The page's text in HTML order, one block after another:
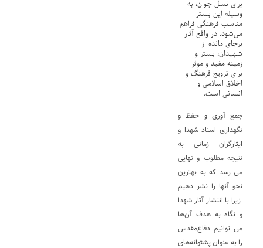
برای نسل جوان، به
وسیله این بستر
مناسب فرهنگی فراهم
می‌شود. در واقع آثار
برجای مانده از
شهیدان، بستر و
زمینه مفید و موثر
برای ترویج فرهنگ و
اخلاق اسلامی و
انسانی است.
جمع آوری و حفظ و
نگهداری اسناد شهدا و
ایثارگران زمانی به
نتیجه مطلوب و نهایی
می رسد که به بهترین
نحو آنها را نشر دهیم
زیرا با انتشار آثار شهدا
و نگاه به هدف آن‌ها
می توانیم دفاع‌مقدس
را به عنوان پشتوانه‌های